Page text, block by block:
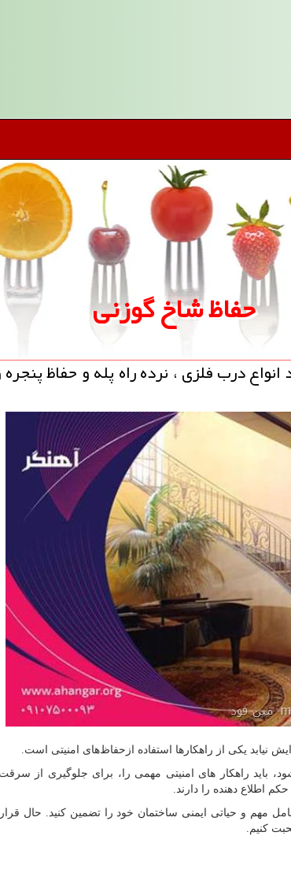
حفاظ شاخ گوزنی
درب فلزی ، نرده راه پله و حفاظ
نیابد یکی از راهکارها استفاده ازحفاظ‌های امنیتی است.
باید راهکار های امنیتی مهمی را، برای جلوگیری از
اطلاع دهنده را دارند.
می‌خواهیم راهکار های جلوگیری از سرقت را به شما بگوییم. با ۳ عامل مهم و حیاتی ایمنی ساختمان خود را تضمین